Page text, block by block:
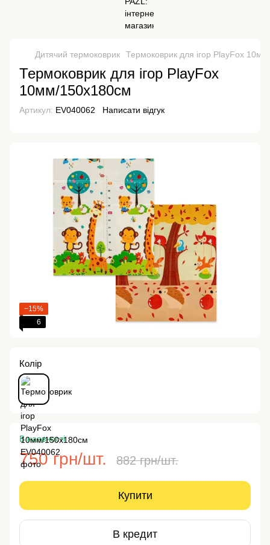
Дитячий термоковрик Термоковрик для ігор PlayFox
Термоковрик для ігор PlayFox
10мм/150х180см
Артикул: EV040062 Написати відгук
−15%
6
Колір
В наявності
750 грн/шт. 882 грн/шт.
Купити
В кредит